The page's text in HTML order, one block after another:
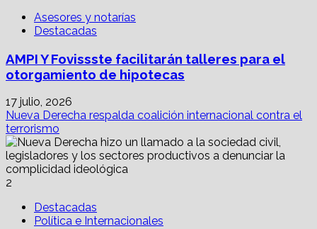
Asesores y notarías
Destacadas
AMPI Y Fovissste facilitarán talleres para el
otorgamiento de hipotecas
17 julio, 2026
Nueva Derecha respalda coalición internacional contra el
terrorismo
2
Destacadas
Política e Internacionales